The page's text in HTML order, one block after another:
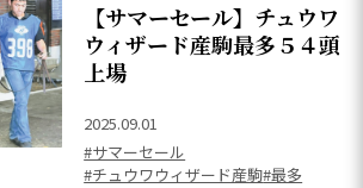
【サマーセール】チュウワ
ウィザード産駒最多５４頭
上場
2025.09.01
#サマーセール
#チュウワウィザード産駒#最多